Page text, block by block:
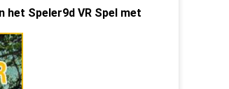
het Speler9d VR Spel met